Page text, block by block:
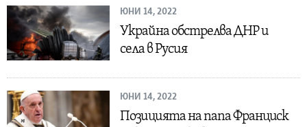
ЮНИ 14, 2022
Украйна обстрелва ДНР и
села в Русия
ЮНИ 14, 2022
Позицията на папа Франциск